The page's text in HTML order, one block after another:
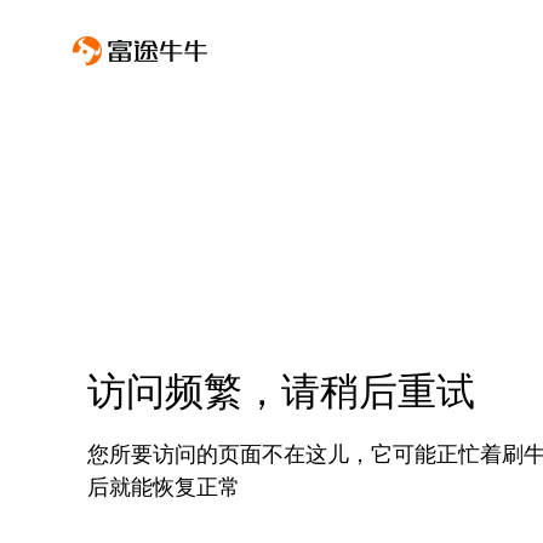
访问频繁，请稍后重试
您所要访问的页面不在这儿，它可能正忙着刷
后就能恢复正常